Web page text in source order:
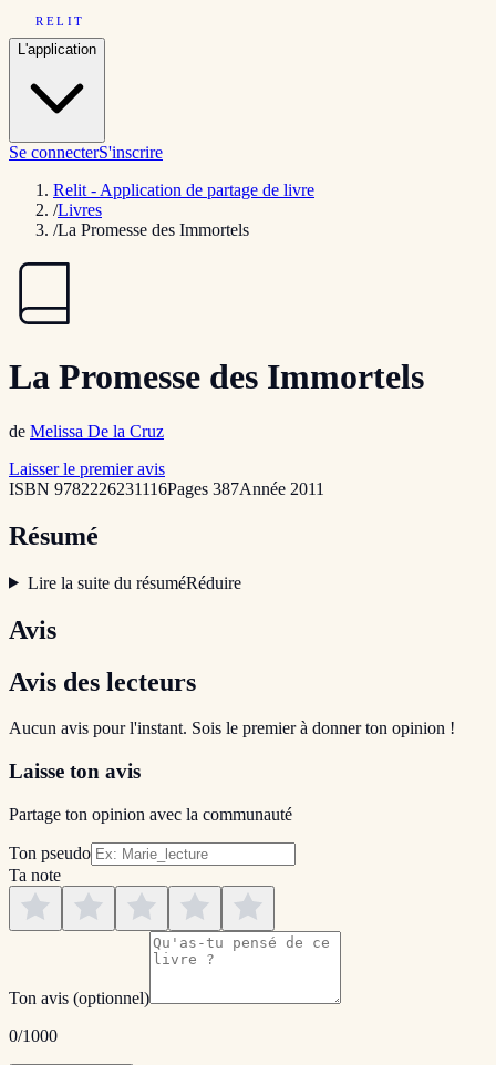
RELIT
L'application
Se connecterS'inscrire
Relit - Application de partage de livre
/Livres
/La Promesse des Immortels
La Promesse des Immortels
de Melissa De la Cruz
Laisser le premier avis
ISBN 9782226231116Pages 387Année 2011
Résumé
Lire la suite du résuméRéduire
Avis
Avis des lecteurs
Aucun avis pour l'instant. Sois le premier à donner ton opinion !
Laisse ton avis
Partage ton opinion avec la communauté
Ton pseudo
Ta note
Ton avis (optionnel)
0/1000